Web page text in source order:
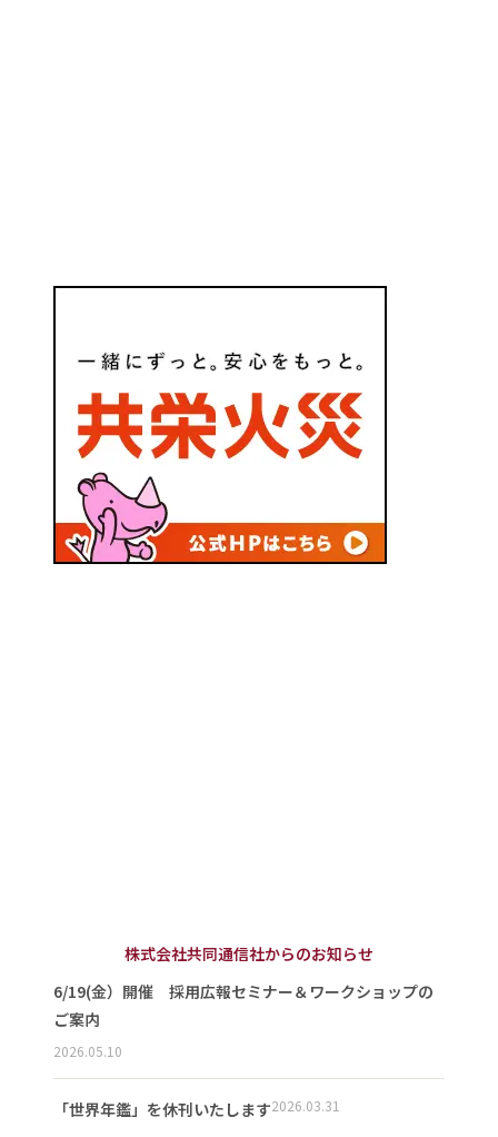
株式会社共同通信社からのお知らせ
6/19(金）開催 採用広報セミナー＆ワークショップの
ご案内
2026.05.10
「世界年鑑」を休刊いたします2026.03.31